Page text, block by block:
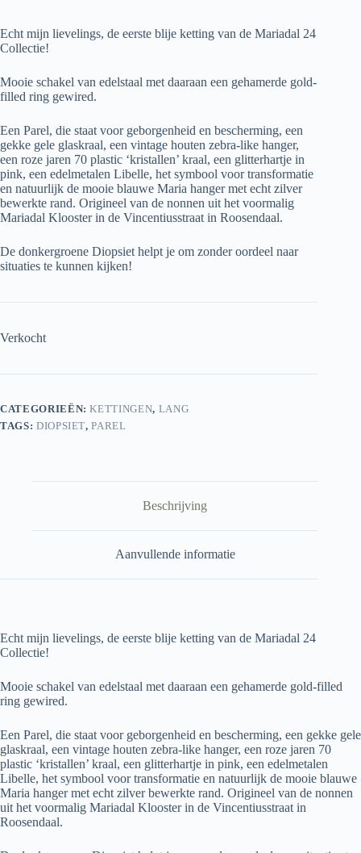
Echt mijn lievelings, de eerste blije ketting van de Mariadal 24
Collectie!
Mooie schakel van edelstaal met daaraan een gehamerde gold-
filled ring gewired.
Een Parel, die staat voor geborgenheid en bescherming, een
gekke gele glaskraal, een vintage houten zebra-like hanger,
een roze jaren 70 plastic ‘kristallen’ kraal, een glitterhartje in
pink, een edelmetalen Libelle, het symbool voor transformatie
en natuurlijk de mooie blauwe Maria hanger met echt zilver
bewerkte rand. Origineel van de nonnen uit het voormalig
Mariadal Klooster in de Vincentiusstraat in Roosendaal.
De donkergroene Diopsiet helpt je om zonder oordeel naar
situaties te kunnen kijken!
Verkocht
CATEGORIEËN:KETTINGEN, LANG
TAGS: DIOPSIET,PAREL
Beschrijving
Aanvullende informatie
Echt mijn lievelings, de eerste blije ketting van de Mariadal 24
Collectie!
Mooie schakel van edelstaal met daaraan een gehamerde gold-filled
ring gewired.
Een Parel, die staat voor geborgenheid en bescherming, een gekke gele
glaskraal, een vintage houten zebra-like hanger, een roze jaren 70
plastic ‘kristallen’ kraal, een glitterhartje in pink, een edelmetalen
Libelle, het symbool voor transformatie en natuurlijk de mooie blauwe
Maria hanger met echt zilver bewerkte rand. Origineel van de nonnen
uit het voormalig Mariadal Klooster in de Vincentiusstraat in
Roosendaal.